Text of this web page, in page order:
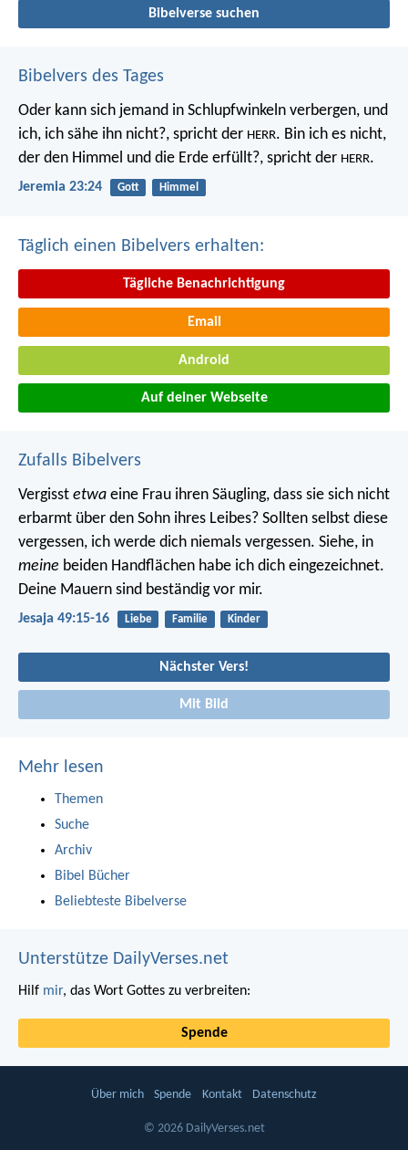
Bibelverse suchen
Bibelvers des Tages
Oder kann sich jemand in Schlupfwinkeln verbergen, und
ich, ich sähe ihn nicht?, spricht der HERR. Bin ich es nicht,
der den Himmel und die Erde erfüllt?, spricht der HERR.
Jeremia 23:24 Gott Himmel
Täglich einen Bibelvers erhalten:
Tägliche Benachrichtigung
Email
Android
Auf deiner Webseite
Zufalls Bibelvers
Vergisst etwa eine Frau ihren Säugling, dass sie sich nicht
erbarmt über den Sohn ihres Leibes? Sollten selbst diese
vergessen, ich werde dich niemals vergessen. Siehe, in
meine beiden Handflächen habe ich dich eingezeichnet.
Deine Mauern sind beständig vor mir.
Jesaja 49:15-16 Liebe Familie Kinder
Nächster Vers!
Mit Bild
Mehr lesen
Themen
Suche
Archiv
Bibel Bücher
Beliebteste Bibelverse
Unterstütze DailyVerses.net
Hilf mir, das Wort Gottes zu verbreiten:
Spende
Über mich Spende Kontakt Datenschutz
© 2026 DailyVerses.net